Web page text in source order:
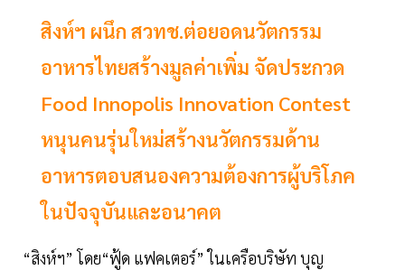
สิงห์ฯ ผนึก สวทช.ต่อยอดนวัตกรรม
อาหารไทยสร้างมูลค่าเพิ่ม จัดประกวด
Food Innopolis Innovation Contest
หนุนคนรุ่นใหม่สร้างนวัตกรรมด้าน
อาหารตอบสนองความต้องการผู้บริโภค
ในปัจจุบันและอนาคต
“สิงห์ฯ” โดย“ฟู้ด แฟคเตอร์” ในเครือบริษัท บุญ